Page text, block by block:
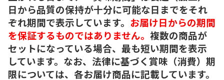
日から品質の保持が十分に可能な日までをそれ
ぞれ期間で表示しています。 お届け日からの期間
を保証するものではありません。 複数の商品が
セットになっている場合、最も短い期間を表示
しています。なお、法律に基づく賞味（消費）期
限については、各お届け商品に記載しています。